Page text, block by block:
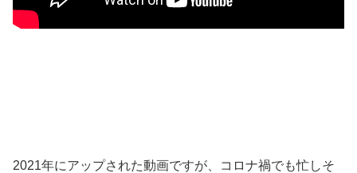
2021年にアップされた動画ですが、コロナ禍でも忙しそ